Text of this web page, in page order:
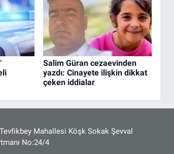
Salim Güran cezaevinden
yazdı: Cinayete ilişkin dikkat
çeken iddialar
Tevfikbey Mahallesi Köşk Sokak Şevval
No:24/4